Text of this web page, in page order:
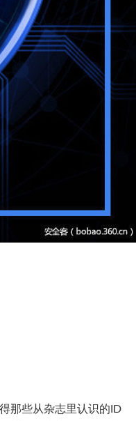
那些从杂志里认识的ID